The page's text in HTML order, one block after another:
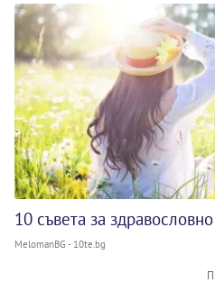
10 съвета за
MelomanBG - 10te.bg